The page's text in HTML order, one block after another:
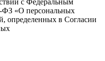
с Федеральным
ФЗ «О персональных
определенных в Согласии